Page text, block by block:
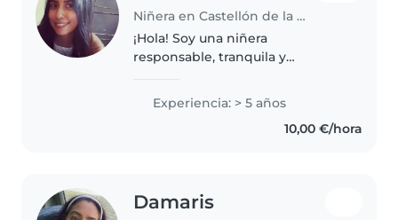
Niñera en Castellón de la Plana
¡Hola! Soy una niñera
responsable, tranquila y
en todas las edades. Soy mamita
de una niña de 3 años y
Experiencia: > 5 años
10,00 €/hora
Damaris